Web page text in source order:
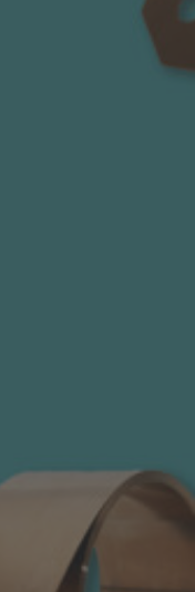
Rate über die
oder
praktisch keine
Weise
werden.